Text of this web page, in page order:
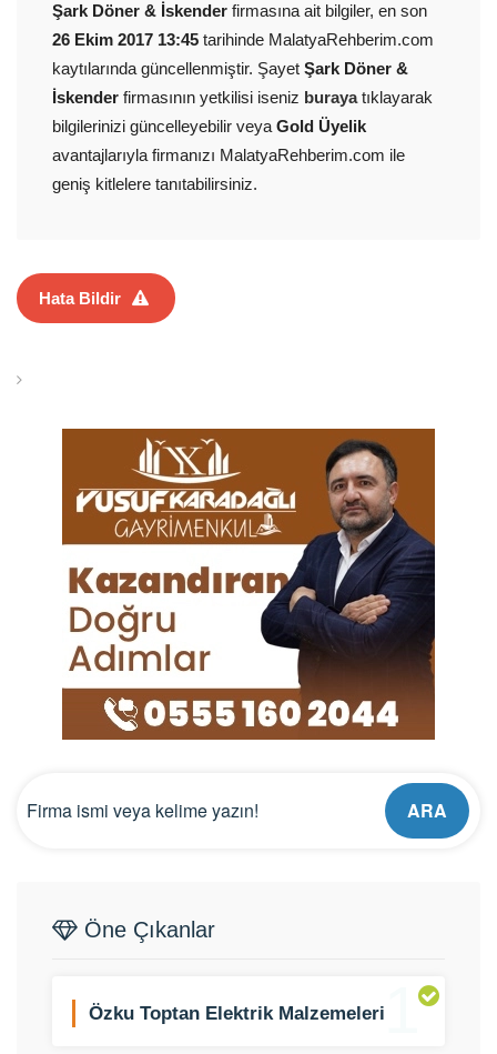
Şark Döner & İskender firmasına ait bilgiler, en son
26 Ekim 2017 13:45 tarihinde MalatyaRehberim.com
kaytılarında güncellenmiştir. Şayet Şark Döner &
İskender firmasının yetkilisi iseniz burayatıklayarak
bilgilerinizi güncelleyebilir veya Gold Üyelik
avantajlarıyla firmanızı MalatyaRehberim.com ile
geniş kitlelere tanıtabilirsiniz.
Hata Bildir
ARA
Öne Çıkanlar
1
Özku Toptan Elektrik Malzemeleri